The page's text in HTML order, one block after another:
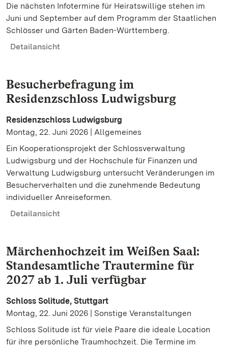
Die nächsten Infotermine für Heiratswillige stehen im
Juni und September auf dem Programm der Staatlichen
Schlösser und Gärten Baden-Württemberg.
Detailansicht
Besucherbefragung im
Residenzschloss Ludwigsburg
Residenzschloss Ludwigsburg
Montag, 22. Juni 2026 | Allgemeines
Ein Kooperationsprojekt der Schlossverwaltung
Ludwigsburg und der Hochschule für Finanzen und
Verwaltung Ludwigsburg untersucht Veränderungen im
Besucherverhalten und die zunehmende Bedeutung
individueller Anreiseformen.
Detailansicht
Märchenhochzeit im Weißen Saal:
Standesamtliche Trautermine für
2027 ab 1. Juli verfügbar
Schloss Solitude, Stuttgart
Montag, 22. Juni 2026 | Sonstige Veranstaltungen
Schloss Solitude ist für viele Paare die ideale Location
für ihre persönliche Traumhochzeit. Die Termine im